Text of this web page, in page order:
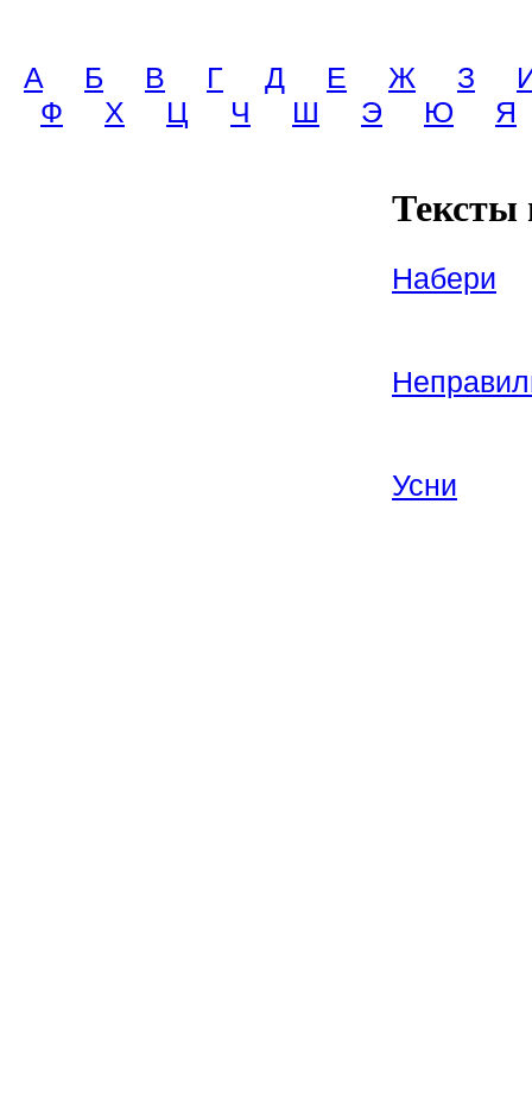
A Б В Г Д Е Ж З
Ф
Х Ц Ч Ш Э Ю Я
Набери
Усни